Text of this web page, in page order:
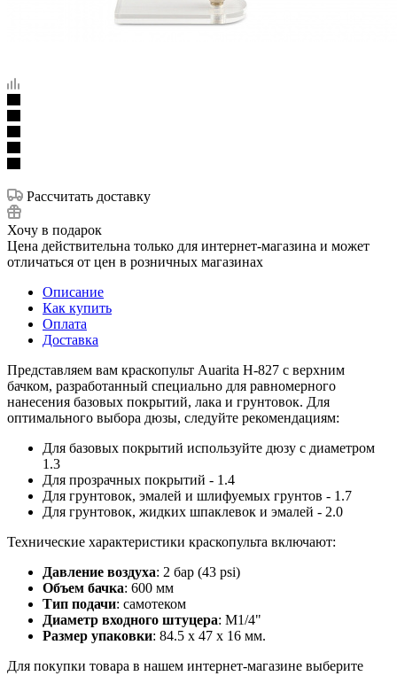
Рассчитать доставку
Хочу в подарок
Цена действительна только для интернет-магазина и может
отличаться от цен в розничных магазинах
Описание
Как купить
Оплата
Доставка
Представляем вам краскопульт Auarita H-827 с верхним
бачком, разработанный специально для равномерного
нанесения базовых покрытий, лака и грунтовок. Для
оптимального выбора дюзы, следуйте рекомендациям:
Для базовых покрытий используйте дюзу с диаметром
1.3
Для прозрачных покрытий - 1.4
Для грунтовок, эмалей и шлифуемых грунтов - 1.7
Для грунтовок, жидких шпаклевок и эмалей - 2.0
Технические характеристики краскопульта включают:
Давление воздуха: 2 бар (43 psi)
Объем бачка: 600 мм
Тип подачи: самотеком
Диаметр входного штуцера: M1/4"
Размер упаковки: 84.5 х 47 х 16 мм.
Для покупки товара в нашем интернет-магазине выберите